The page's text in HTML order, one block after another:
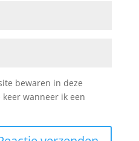
bewaren in deze
wanneer ik een